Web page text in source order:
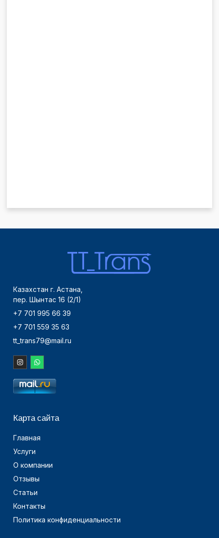
Казахстан г. Астана,
пер. Шынтас 16 (2/1)
+7 701 995 66 39
+7 701 559 35 63
tt_trans79@mail.ru
Карта сайта
Главная
Услуги
О компании
Отзывы
Статьи
Контакты
Политика конфиденциальности